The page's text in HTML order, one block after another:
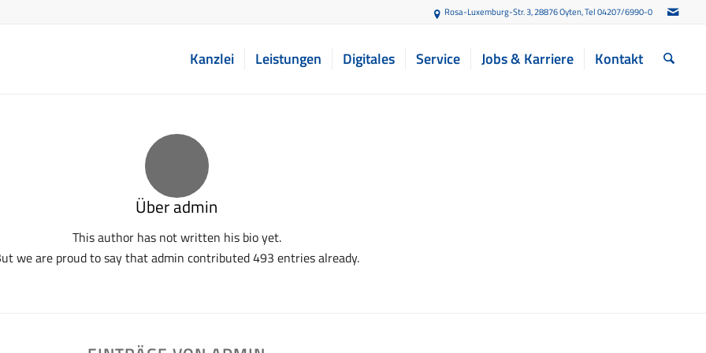
Rosa-Luxemburg-Str. 3, 28876 Oyten, Tel 04207/6990-0
Kanzlei Leistungen Digitales Service Jobs & Karriere Kontakt
Überadmin
This author has not written his bio yet.
we are proud to say thatadmin contributed 493 entries already.